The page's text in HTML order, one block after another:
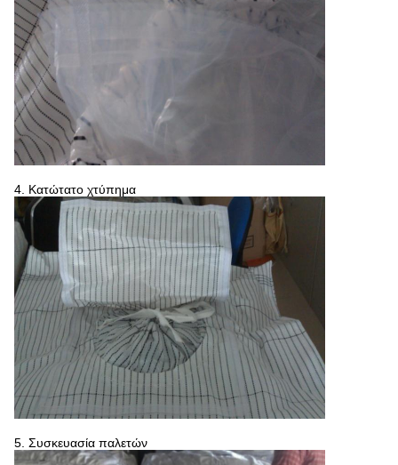
4. Κατώτατο χτύπημα
5. Συσκευασία παλετών